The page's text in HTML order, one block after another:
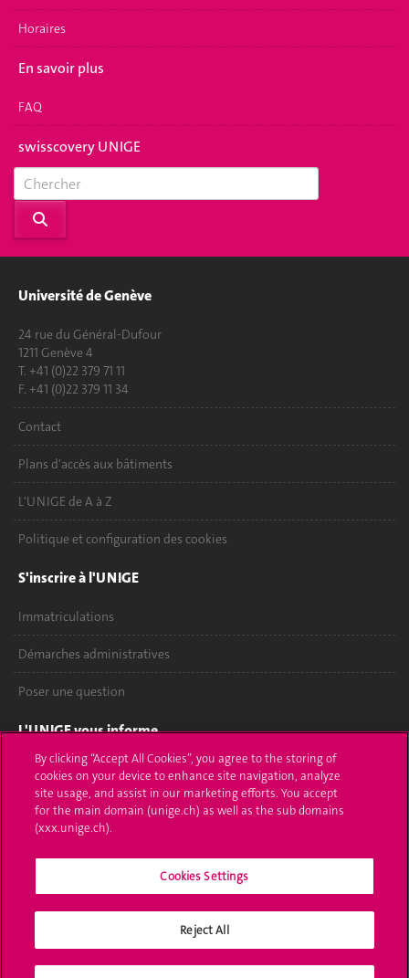
Horaires
En savoir plus
FAQ
swisscovery UNIGE
Université de Genève
24 rue du Général-Dufour
1211 Genève 4
T. +41 (0)22 379 71 11
F. +41 (0)22 379 11 34
Contact
Plans d'accès aux bâtiments
L'UNIGE de A à Z
Politique et configuration des cookies
S'inscrire à l'UNIGE
Immatriculations
Démarches administratives
Poser une question
L'UNIGE vous informe
UNIGE Mobile
Médias
Calendrier académique
By clicking “Accept All Cookies”, you agree to the storing of
cookies on your device to enhance site navigation, analyze
site usage, and assist in our marketing efforts. You accept
for the main domain (unige.ch) as well as the sub domains
(xxx.unige.ch).
Cookies Settings
Reject All